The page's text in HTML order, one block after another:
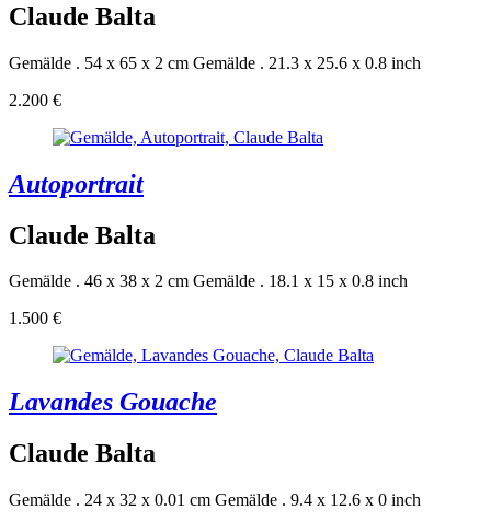
Claude Balta
Gemälde . 54 x 65 x 2 cm Gemälde . 21.3 x 25.6 x 0.8 inch
2.200 €
Autoportrait
Claude Balta
Gemälde . 46 x 38 x 2 cm Gemälde . 18.1 x 15 x 0.8 inch
1.500 €
Lavandes Gouache
Claude Balta
Gemälde . 24 x 32 x 0.01 cm Gemälde . 9.4 x 12.6 x 0 inch